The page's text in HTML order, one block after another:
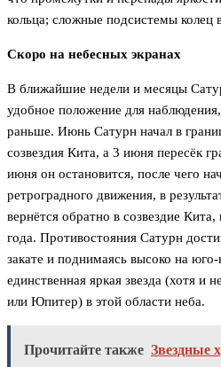
кольца; сложные подсистемы колец
Скоро на небесных экранах
В ближайшие недели и месяцы
удобное положение для
раньше. Июнь Сатурн начал в
созвездия Кита, а 3 июня пересёк
июня он остановится, после чего
ретроградного движения, в
вернётся обратно в созвездие Кита,
года. Противостояния Сатурн
закате и поднимаясь высоко на
единственная яркая звезда (хотя и
или Юпитер) в этой области неба.
Прочитайте также Звездные